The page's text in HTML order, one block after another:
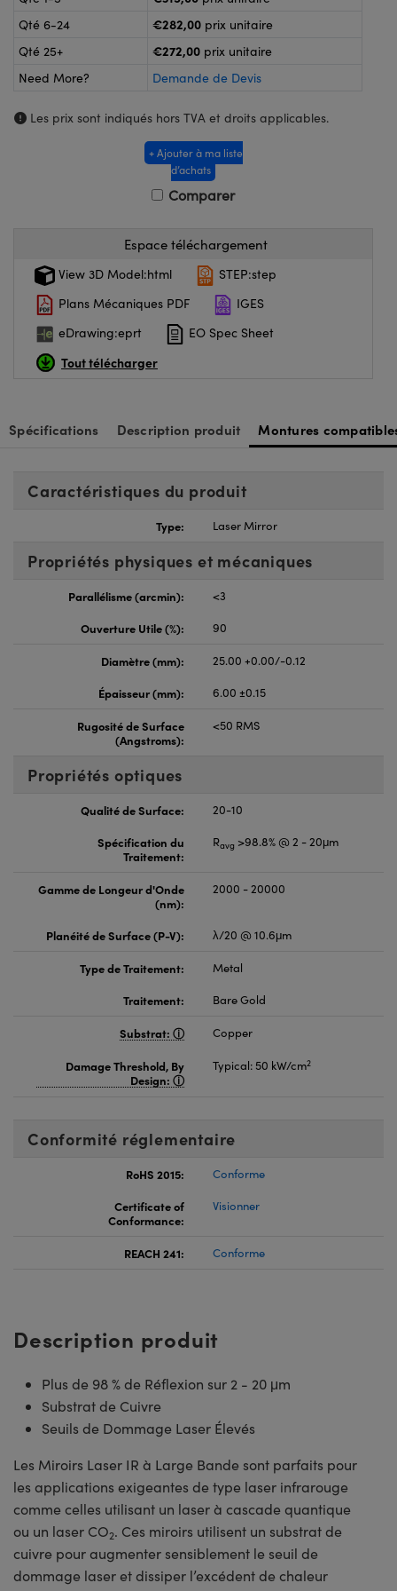
ou Coupleurs
de Poche ou à Mesure Directe
Optiques Lightpath
Labs™
Optiques de SCHOTT
Qté 6-24
€282,00 prix unitaire
Qté 25+
€272,00 prix unitaire
Need More?
Demande de Devis
Les prix sont indiqués hors TVA et droits applicables.
+ Ajouter à ma liste
d’achats
Comparer
Espace téléchargement
View 3D Model:html
STEP:step
Plans Mécaniques PDF
IGES
eDrawing:eprt
EO Spec Sheet
Tout télécharger
Spécifications Description produit Montures
Caractéristiques du produit
Type: Laser Mirror
Propriétés physiques et mécaniques
Parallélisme (arcmin):
<3
Ouverture Utile (%):
90
Diamètre (mm):
25.00 +0.00/-0.12
Épaisseur (mm):
6.00 ±0.15
Rugosité de Surface
(Angstroms):
<50 RMS
Propriétés optiques
Qualité de Surface:
20-10
Spécification du
Traitement:
Ravg >98.8% @ 2 - 20μm
Gamme de Longeur d'Onde
(nm):
2000 - 20000
Planéité de Surface (P-V): λ/20 @ 10.6μm
Type de Traitement:
Metal
Traitement:
Bare Gold
Substrat: Copper
Damage Threshold, By
Design:
Typical: 50 kW/cm2
Conformité réglementaire
RoHS 2015:
Conforme
Certificate of
Conformance:
Visionner
REACH 241: Conforme
Description produit
Plus de 98 % de Réflexion sur 2 - 20 μm
Substrat de Cuivre
Seuils de Dommage Laser Élevés
Les Miroirs Laser IR à Large Bande sont parfaits pour
les applications exigeantes de type laser infrarouge
comme celles utilisant un laser à cascade quantique
ou un laser CO2. Ces miroirs utilisent un substrat de
cuivre pour augmenter sensiblement le seuil de
dommage laser et dissiper l’excédent de chaleur